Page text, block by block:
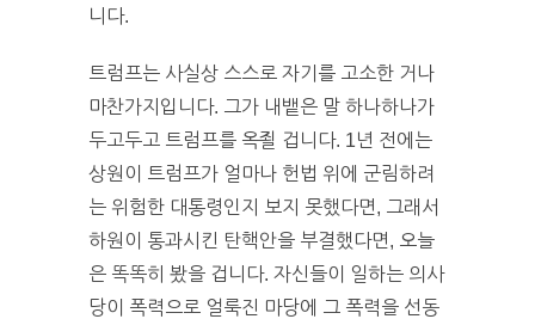
니다.
트럼프는 사실상 스스로 자기를 고소한 거나
마찬가지입니다. 그가 내뱉은 말 하나하나가
두고두고 트럼프를 옥죌 겁니다. 1년 전에는
상원이 트럼프가 얼마나 헌법 위에 군림하려
는 위험한 대통령인지 보지 못했다면, 그래서
하원이 통과시킨 탄핵안을 부결했다면, 오늘
은 똑똑히 봤을 겁니다. 자신들이 일하는 의사
당이 폭력으로 얼룩진 마당에 그 폭력을 선동